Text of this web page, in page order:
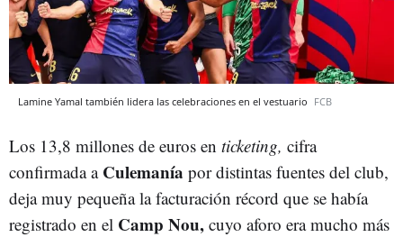
Lamine Yamal también lidera las celebraciones en el vestuario FCB
Los 13,8 millones de euros en ticketing, cifra
confirmada a Culemanía por distintas fuentes del club,
deja muy pequeña la facturación récord que se había
registrado en el Camp Nou, cuyo aforo era mucho más